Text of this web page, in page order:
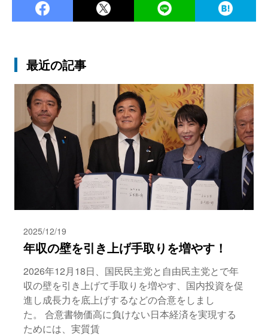
Facebook Twitter
最近の記事
2025/12/19
年収の壁を引き上げ手取りを増やす！
2026年12月18日、国民民主党と自由民主党とで年
収の壁を引き上げて手取りを増やす、国内投資を促
進し成長力を底上げするなどの合意をしまし
た。 合意書物価高に負けない日本経済を実現する
ためには、実質賃